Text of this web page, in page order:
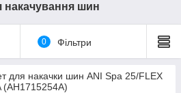
накачування шин
0 Фільтри
для накачки шин ANI Spa 25/FLEX
(AH1715254A)